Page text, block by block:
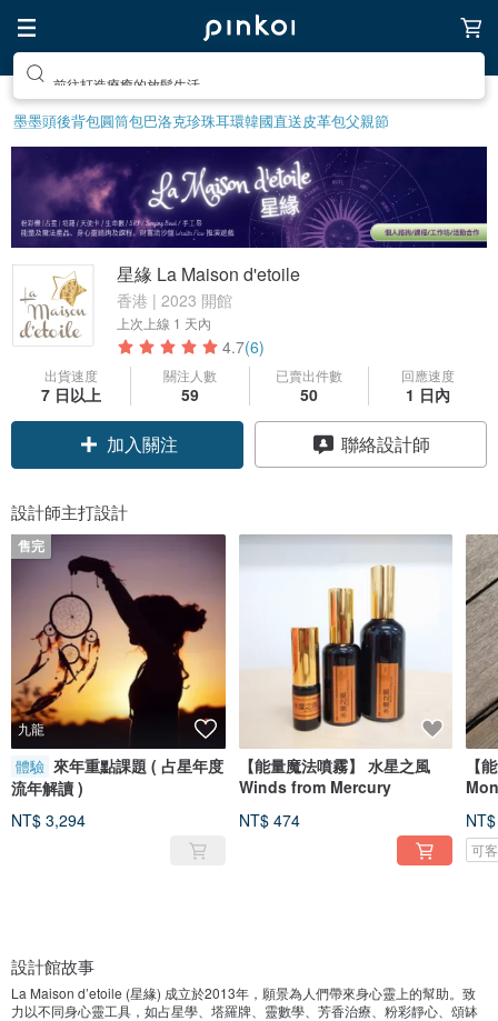
前往打造療癒的放鬆生活
墨墨頭後背包圓筒包巴洛克珍珠耳環韓國直送皮革包父親節
星緣 La Maison d'etoile
香港 | 2023 開館
上次上線 1 天內
4.7(6)
出貨速度
7 日以上
關注人數
59
已賣出件數
50
回應速度
1 日內
加入關注 聯絡設計師
設計師主打設計
售完
九龍
體驗 來年重點課題 ( 占星年度
流年解讀 )
NT$ 3,294
【能量魔法噴霧】 水星之風
Winds from Mercury
NT$ 474
【
可
設計館故事
La Maison d’etoile (星緣) 成立於2013年，願景為人們帶來身心靈上的幫助。致
力以不同身心靈工具，如占星學、塔羅牌、靈數學、芳香治療、粉彩靜心、頌缽